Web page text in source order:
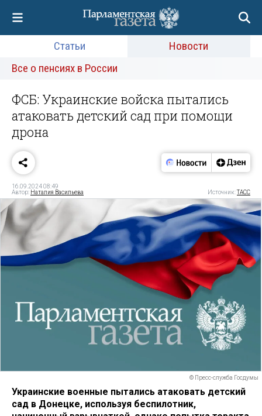
Статьи
Новости
Все о пенсиях в России
ФСБ: Украинские войска пытались
атаковать детский сад при помощи
дрона
16.09.2024 08:49
Автор: Наталия Васильева Источник:ТАСС
© Пресс-служба Госдумы
Украинские военные пытались атаковать детский
сад в Донецке, используя беспилотник,